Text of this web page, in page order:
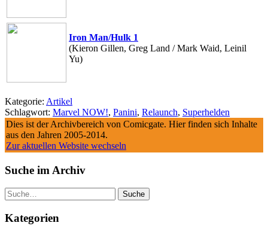
Iron Man/Hulk 1
(Kieron Gillen, Greg Land / Mark Waid, Leinil
Yu)
Kategorie: Artikel
Schlagwort: Marvel NOW!, Panini, Relaunch, Superhelden
Dies ist der Archivbereich von Comicgate. Hier finden sich Inhalte
aus den Jahren 2005-2014.
Zur aktuellen Website wechseln
Suche im Archiv
Suche
Kategorien